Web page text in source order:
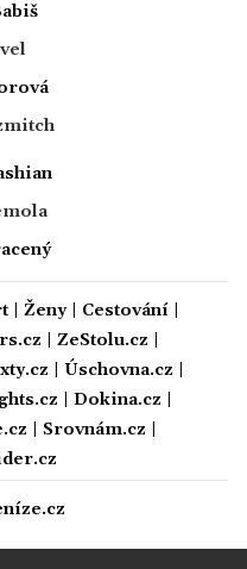
| Ženy| Cestování|
ZeStolu.cz
Úschovna.cz
Dokina.cz
Srovnám.cz